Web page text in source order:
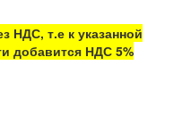
НДС, т.е к указанной
добавится НДС 5%